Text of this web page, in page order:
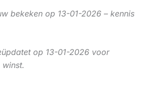
bekeken op 13-01-2026 – kennis
op 13-01-2026 voor